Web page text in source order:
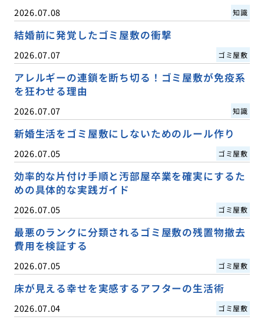
2026.07.08 知識
結婚前に発覚したゴミ屋敷の衝撃
2026.07.07 ゴミ屋敷
アレルギーの連鎖を断ち切る！ゴミ屋敷が免疫系
を狂わせる理由
2026.07.07 知識
新婚生活をゴミ屋敷にしないためのルール作り
2026.07.05 ゴミ屋敷
効率的な片付け手順と汚部屋卒業を確実にするた
めの具体的な実践ガイド
2026.07.05 ゴミ屋敷
最悪のランクに分類されるゴミ屋敷の残置物撤去
費用を検証する
2026.07.05 ゴミ屋敷
床が見える幸せを実感するアフターの生活術
2026.07.04 ゴミ屋敷